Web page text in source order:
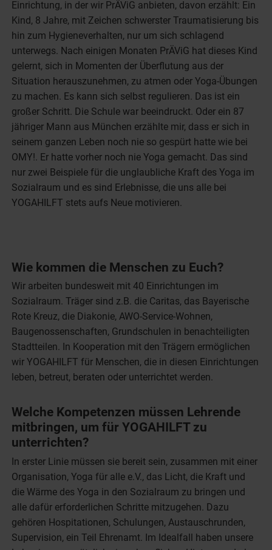
Einrichtung, in der wir PrÄViG anbieten, davon erzählt: Ein
Kind, 8 Jahre, mit Zeichen schwerster Traumatisierung bis
hin zum Hygieneverhalten, nur um sich schlagend
unterwegs. Nach einigen Monaten PrÄViG hat dieses Kind
gelernt, sich in Momenten der Überflutung aus der
Situation herauszunehmen, zu atmen oder Yoga-Übungen
zu machen. Es kann sich selbst regulieren. Das ist ein
großer Schritt. Die Schule war beeindruckt. Oder ein 87
jähriger Mann aus München erzählte mir, dass er sich in
seinem ganzen Leben noch nie so gespürt hatte wie bei
OMY!. Er hatte vorher noch nie Yoga gemacht. Das sind
nur zwei Beispiele für die unglaubliche Kraft des Yoga im
Sozialraum und es sind Erlebnisse, die uns alle bei
YOGAHILFT stets aufs Neue motivieren.
Wie kommen die Menschen zu Euch?
Wir arbeiten bundesweit mit 40 Einrichtungen im
Sozialraum. Träger sind z.B. die Caritas, das Bayerische
Rote Kreuz, die Diakonie, AWO-Service-Wohnen,
Baugenossenschaften, Grundschulen in benachteiligten
Stadtteilen. In Kooperation mit den Trägern ermöglichen
wir YOGAHILFT für Menschen, die in diesen Einrichtungen
leben, betreut, beraten oder unterrichtet werden.
Welche Kompetenzen müssen Lehrende
mitbringen, um für YOGAHILFT zu
unterrichten?
In erster Linie müssen sie bereit sein, zusammen mit einer
Organisation, Yoga für alle e.V., das Licht, die Kraft und
die Wärme des Yoga in den Sozialraum zu bringen und
alle dafür erforderlichen Schritte mitzugehen. Dazu
gehören Hospitationen, Schulungen, Austauschrunden,
Supervision, ein Teil Ehrenamt. Im Idealfall haben unsere